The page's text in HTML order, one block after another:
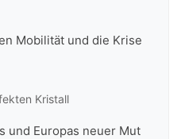
Mobilität und die Krise
Kristall
und Europas neuer Mut